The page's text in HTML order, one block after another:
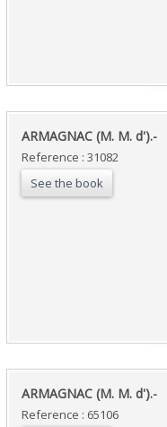
‎ARMAGNAC (M. M. d').-‎
Reference : 31082
See the book
‎ARMAGNAC (M. M. d').-‎
Reference : 65106